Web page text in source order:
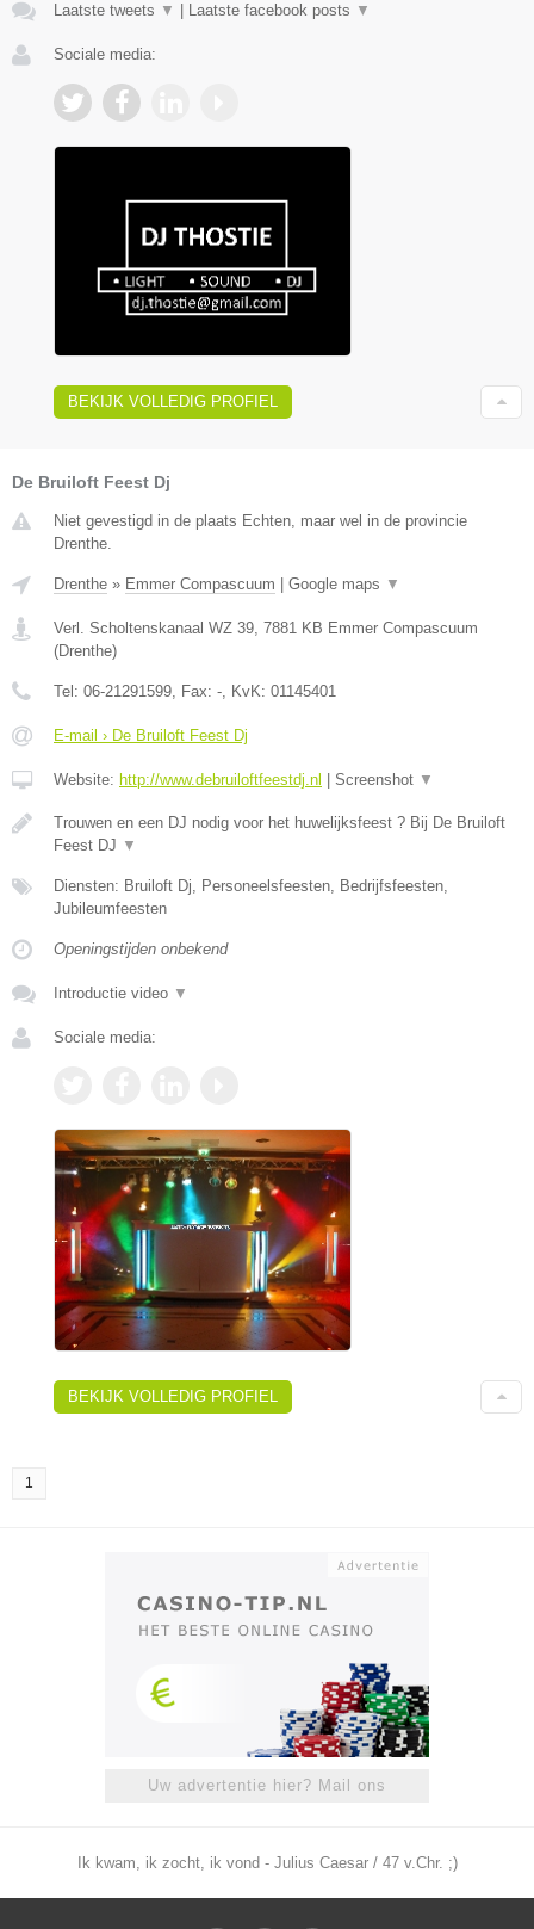
Laatste tweets ▼ Laatste facebook posts ▼
Sociale media:
BEKIJK VOLLEDIG PROFIEL
De Bruiloft Feest Dj
Niet gevestigd in de plaats Echten, maar wel in de provincie
Drenthe.
Drenthe » Emmer Compascuum | Google maps ▼
Verl. Scholtenskanaal WZ 39 7881 KB Emmer Compascuum
(Drenthe)
Tel: 06-21291599 , Fax: - , KvK: 01145401
E-mail › De Bruiloft Feest Dj
Website: http://www.debruiloftfeestdj.nl | Screenshot ▼
Trouwen en een DJ nodig voor het huwelijksfeest ? Bij De Bruiloft
Feest DJ ▼
Diensten: Bruiloft Dj, Personeelsfeesten, Bedrijfsfeesten,
Jubileumfeesten
Openingstijden onbekend
Introductie video ▼
Sociale media:
BEKIJK VOLLEDIG PROFIEL
1
Uw advertentie hier? Mail ons
Ik kwam, ik zocht, ik vond - Julius Caesar / 47 v.Chr. ;)